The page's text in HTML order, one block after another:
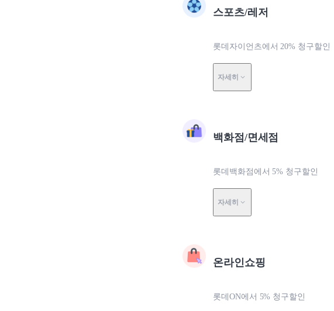
스포츠/레저
롯데자이언츠에서 20% 청구할인
자세히
백화점/면세점
롯데백화점에서 5% 청구할인
자세히
온라인쇼핑
롯데ON에서 5% 청구할인